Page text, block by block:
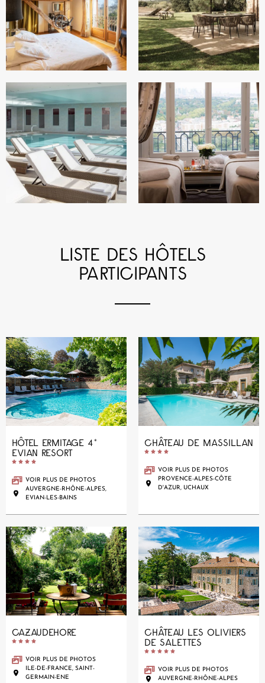
LISTE DES HÔTELS
PARTICIPANTS
HÔTEL ERMITAGE 4*
EVIAN RESORT
   
VOIR PLUS DE PHOTOS
AUVERGNE-RHÔNE-ALPES,
EVIAN-LES-BAINS
CHÂTEAU DE MASSILLAN
   
VOIR PLUS DE PHOTOS
PROVENCE-ALPES-CÔTE
D'AZUR, UCHAUX
CAZAUDEHORE
   
VOIR PLUS DE PHOTOS
ILE-DE-FRANCE, SAINT-
GERMAIN-ENE
CHÂTEAU LES OLIVIERS
DE SALETTES
    
VOIR PLUS DE PHOTOS
AUVERGNE-RHÔNE-ALPES